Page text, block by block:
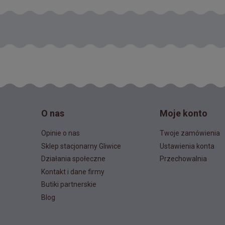
O nas
Opinie o nas
Sklep stacjonarny Gliwice
Działania społeczne
Kontakt i dane firmy
Butiki partnerskie
Blog
Moje konto
Twoje zamówienia
Ustawienia konta
Przechowalnia